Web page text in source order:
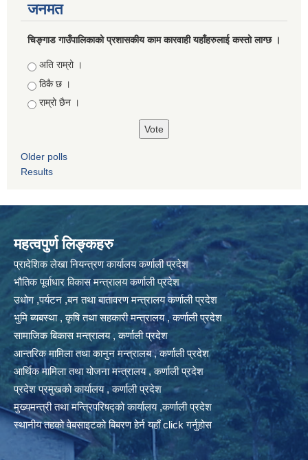
जनमत
चिङ्गाड गाउँपालिकाको प्रशासकीय काम कारवाही यहाँहरुलाई कस्तो लाग्छ ।
Choices
अति राम्रो ।
ठिकै छ ।
राम्रो छैन ।
Older polls
Results
महत्वपुर्ण लिङ्कहरु
प्रादेशिक लेखा नियन्त्रण कार्यालय कर्णाली प्रदेश
भौतिक पूर्वाधार विकास मन्त्रालय कर्णाली प्रदेश
उधोग ,पर्यटन ,बन तथा बातावरण मन्त्रालय कर्णाली प्रदेश
भुमि ब्यबस्था , कृषि तथा सहकारी मन्त्रालय , कर्णाली प्रदेश
सामाजिक बिकास मन्त्रालय , कर्णाली प्रदेश
आन्तरिक मामिला तथा कानुन मन्त्रालय , कर्णाली प्रदेश
आर्थिक मामिला तथा योजना मन्त्रालय , कर्णाली प्रदेश
प्रदेश प्रमुखको कार्यालय , कर्णाली प्रदेश
मुख्यमन्त्री तथा मन्त्रिपरिषद्को कार्यालय ,कर्णाली प्रदेश
स्थानीय तहको वेबसाइटको बिबरण हेर्न यहाँ click गर्नुहोस